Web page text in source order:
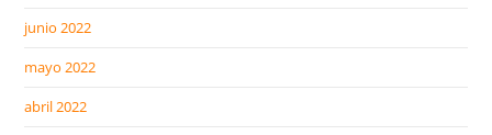
junio 2022
mayo 2022
abril 2022